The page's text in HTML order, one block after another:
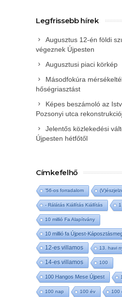
Legfrissebb hírek
Augusztus 12-én földi
végeznek Újpesten
Augusztusi piaci körkép
Másodfokúra
hőségriasztást
Képes beszámoló az
Pozsonyi utca
Jelentős közlekedési
Újpesten hétfőtől
Címkefelhő
'56-os forradalom
- Rálátás Kiállítás Kiállítás
10 millió Fa Alapítvány
10 millió fa Újpest-
12-es villamos 13. havi
14-es villamos 100
100 Hangos Mese Újpest
100 nap 100 év 100